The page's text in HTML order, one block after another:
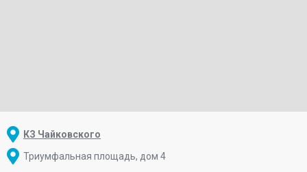
КЗ Чайковского
Триумфальная площадь, дом 4